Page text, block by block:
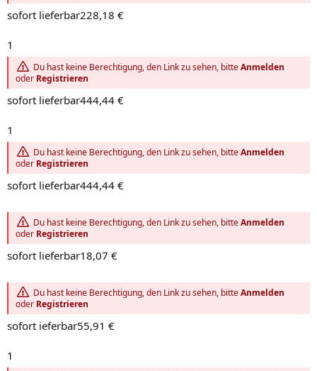
sofort lieferbar228,18 €
1
Du hast keine Berechtigung, den Link zu sehen, bitteAnmelden
oder Registrieren
sofort lieferbar444,44 €
1
Du hast keine Berechtigung, den Link zu sehen, bitteAnmelden
oder Registrieren
sofort lieferbar444,44 €
Du hast keine Berechtigung, den Link zu sehen, bitteAnmelden
oder Registrieren
sofort lieferbar18,07 €
Du hast keine Berechtigung, den Link zu sehen, bitteAnmelden
oder Registrieren
sofort ieferbar55,91 €
1